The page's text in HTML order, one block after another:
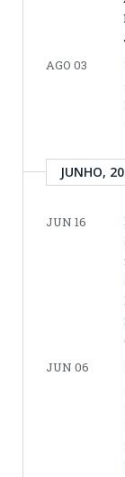
AGO 03
JUNHO,
JUN 16
JUN 06